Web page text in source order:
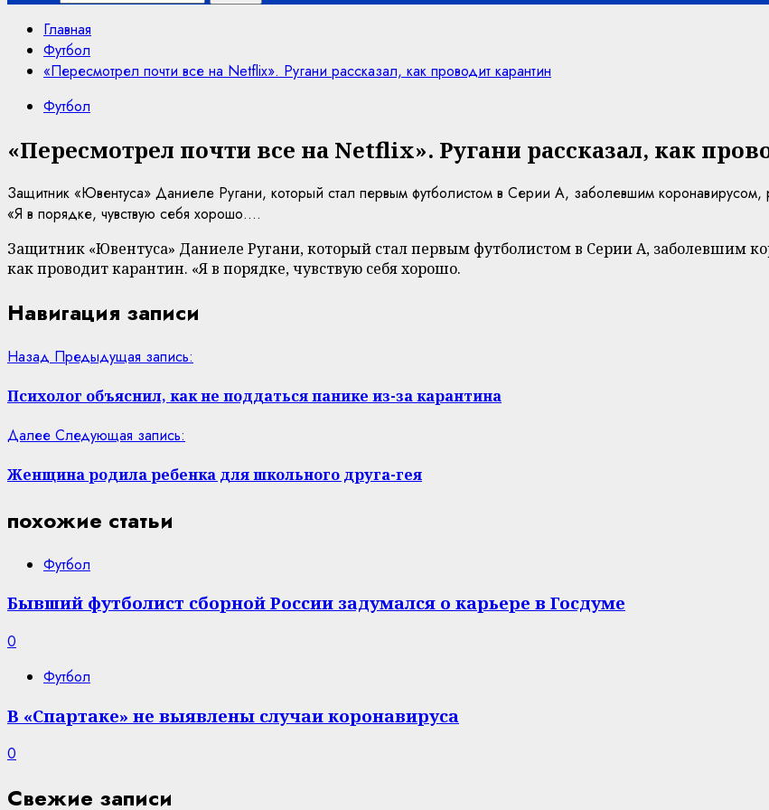
Главная
Футбол
«Пересмотрел почти все на Netflix». Ругани рассказал, как проводит карантин
Футбол
«Пересмотрел почти все на Netflix». Ругани рассказал, как
Защитник «Ювентуса» Даниеле Ругани, который стал первым футболистом в Серии А, заболевшим коронавирусом,
«Я в порядке, чувствую себя хорошо....
Защитник «Ювентуса» Даниеле Ругани, который стал первым футболистом в Серии А, заболевшим
как проводит карантин. «Я в порядке, чувствую себя хорошо.
Навигация записи
Назад Предыдущая запись:
Психолог объяснил, как не поддаться панике из-за карантина
Далее Следующая запись:
Женщина родила ребенка для школьного друга-гея
похожие статьи
Футбол
Бывший футболист сборной России задумался о карьере в Госдуме
0
Футбол
В «Спартаке» не выявлены случаи коронавируса
0
Свежие записи